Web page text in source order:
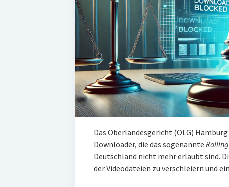
Das Oberlandesgericht (OLG)
Downloader, die das sogenannte
Deutschland nicht mehr erlaubt sind.
der Videodateien zu verschleiern und